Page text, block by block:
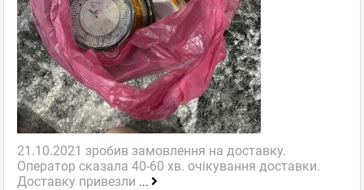
21.10.2021 зробив замовлення на доставку.
Оператор сказала 40-60 хв. очікування доставки.
Доставку привезли ...